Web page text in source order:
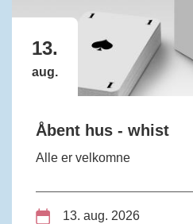
13.
aug.
Åbent hus - whist
Alle er velkomne
13. aug. 2026